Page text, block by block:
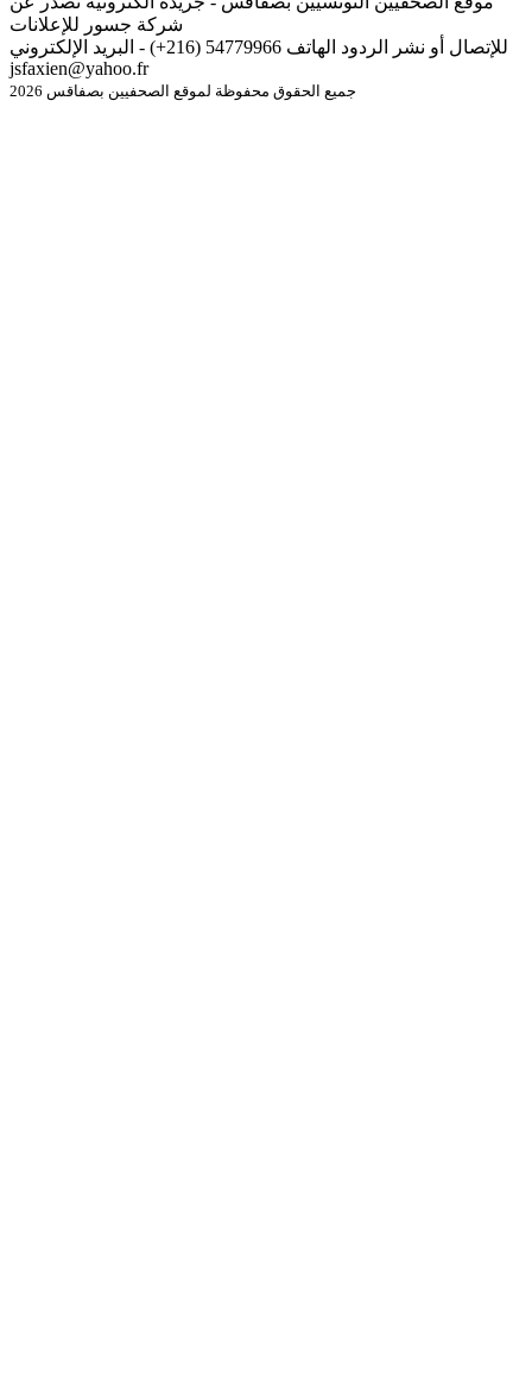
شركة جسور للإعلانات
للإتصال أو نشر الردود الهاتف 54779966 (216+) - البريد الإلكتروني
jsfaxien@yahoo.fr
جميع الحقوق محفوظة لموقع الصحفيين بصفاقس 2026